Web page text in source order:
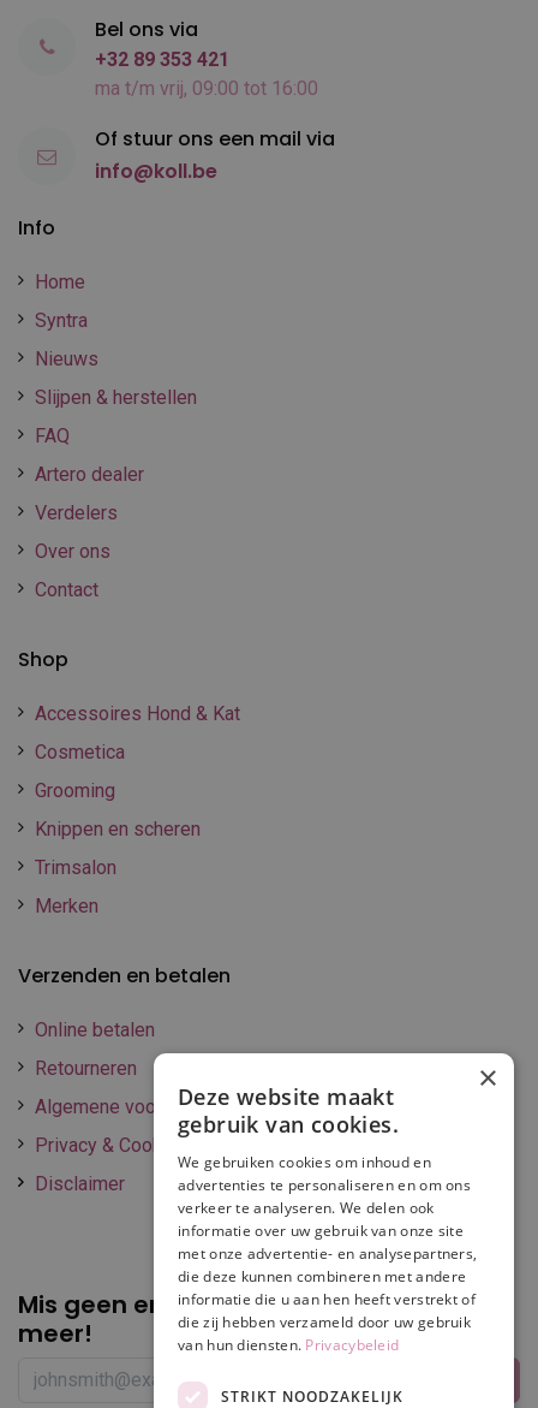
Info
Home
Syntra
Nieuws
Slijpen & herstellen
FAQ
Artero dealer
Verdelers
Over ons
Contact
Shop
Accessoires Hond & Kat
Cosmetica
Grooming
Knippen en scheren
Trimsalon
Merken
Verzenden en betalen
Online betalen
Retourneren
Algemene voorwaarden
Privacy & Cookie policy
Disclaimer
Mis geen enkelepromotie of korting
meer!
Bel ons via
+32 89 353 421
ma t/m vrij, 09:00 tot 16:00
Of stuur ons een mail via
info@koll.be
×
Deze website maakt
gebruik van cookies.
We gebruiken cookies om inhoud en
advertenties te personaliseren en om ons
verkeer te analyseren. We delen ook
informatie over uw gebruik van onze site
met onze advertentie- en analysepartners,
die deze kunnen combineren met andere
informatie die u aan hen heeft verstrekt of
die zij hebben verzameld door uw gebruik
van hun diensten. Privacybeleid
STRIKT NOODZAKELIJK